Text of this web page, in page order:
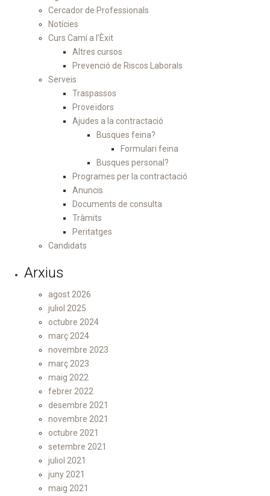
Cercador de Professionals
Notícies
Curs Camí a l’Èxit
Altres cursos
Prevenció de Riscos Laborals
Serveis
Traspassos
Proveïdors
Ajudes a la contractació
Busques feina?
Formulari feina
Busques personal?
Programes per la contractació
Anuncis
Documents de consulta
Tràmits
Peritatges
Candidats
Arxius
agost 2026
juliol 2025
octubre 2024
març 2024
novembre 2023
març 2023
maig 2022
febrer 2022
desembre 2021
novembre 2021
octubre 2021
setembre 2021
juliol 2021
juny 2021
maig 2021